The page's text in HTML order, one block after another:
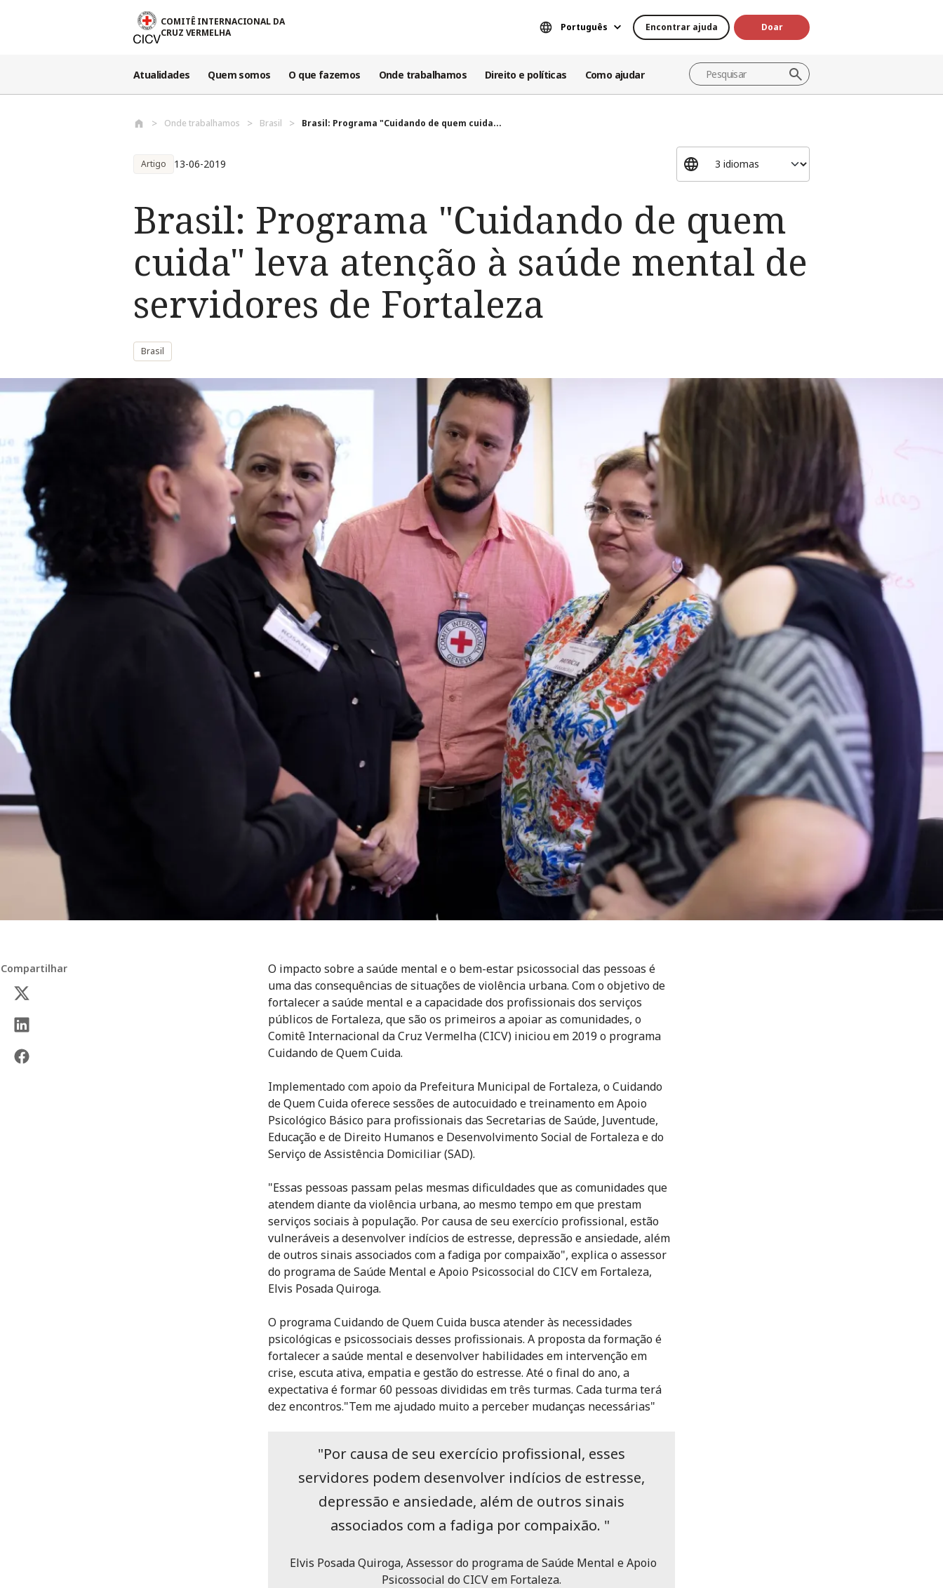
Passar para o conteúdo principal
COMITÊ INTERNACIONAL DA
CRUZ VERMELHA
Português Encontrar ajuda Doar
Atualidades Quem somos O que fazemos Onde trabalhamos Direito e políticas Como ajudar
Onde trabalhamos Brasil Brasil: Programa "Cuidando de quem cuida...
Artigo 13-06-2019
Brasil: Programa "Cuidando de quem
cuida" leva atenção à saúde mental de
servidores de Fortaleza
Brasil
Compartilhar
O impacto sobre a saúde mental e o bem-estar psicossocial das pessoas é
uma das consequências de situações de violência urbana. Com o objetivo de
fortalecer a saúde mental e a capacidade dos profissionais dos serviços
públicos de Fortaleza, que são os primeiros a apoiar as comunidades, o
Comitê Internacional da Cruz Vermelha (CICV) iniciou em 2019 o programa
Cuidando de Quem Cuida.
Implementado com apoio da Prefeitura Municipal de Fortaleza, o Cuidando
de Quem Cuida oferece sessões de autocuidado e treinamento em Apoio
Psicológico Básico para profissionais das Secretarias de Saúde, Juventude,
Educação e de Direito Humanos e Desenvolvimento Social de Fortaleza e do
Serviço de Assistência Domiciliar (SAD).
"Essas pessoas passam pelas mesmas dificuldades que as comunidades que
atendem diante da violência urbana, ao mesmo tempo em que prestam
serviços sociais à população. Por causa de seu exercício profissional, estão
vulneráveis a desenvolver indícios de estresse, depressão e ansiedade, além
de outros sinais associados com a fadiga por compaixão", explica o assessor
do programa de Saúde Mental e Apoio Psicossocial do CICV em Fortaleza,
Elvis Posada Quiroga.
O programa Cuidando de Quem Cuida busca atender às necessidades
psicológicas e psicossociais desses profissionais. A proposta da formação é
fortalecer a saúde mental e desenvolver habilidades em intervenção em
crise, escuta ativa, empatia e gestão do estresse. Até o final do ano, a
expectativa é formar 60 pessoas divididas em três turmas. Cada turma terá
dez encontros."Tem me ajudado muito a perceber mudanças necessárias"
"Por causa de seu exercício profissional, esses
servidores podem desenvolver indícios de estresse,
depressão e ansiedade, além de outros sinais
associados com a fadiga por compaixão. "
Elvis Posada Quiroga, Assessor do programa de Saúde Mental e Apoio
Psicossocial do CICV em Fortaleza.